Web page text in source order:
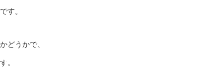
す。
どうかで、
。